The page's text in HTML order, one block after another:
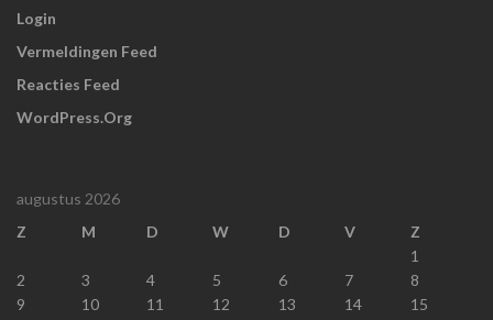
Login
Vermeldingen Feed
Reacties Feed
WordPress.org
augustus 2026
Z
M D W D V
Z
1
2
3 4 5 6 7
8
9
10 11 12 13 14
15